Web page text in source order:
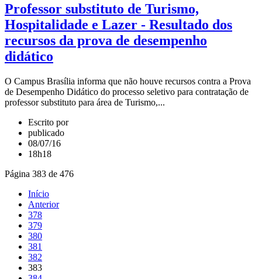
Professor substituto de Turismo,
Hospitalidade e Lazer - Resultado dos
recursos da prova de desempenho
didático
O Campus Brasília informa que não houve recursos contra a Prova
de Desempenho Didático do processo seletivo para contratação de
professor substituto para área de Turismo,...
Escrito por
publicado
08/07/16
18h18
Página 383 de 476
Início
Anterior
378
379
380
381
382
383